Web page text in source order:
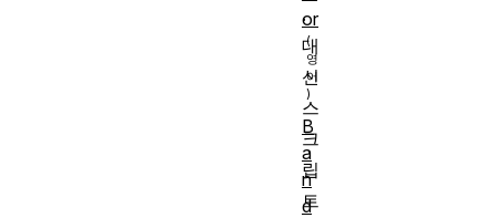
.
대
신
스
크
립
트
or
B
a
n
d